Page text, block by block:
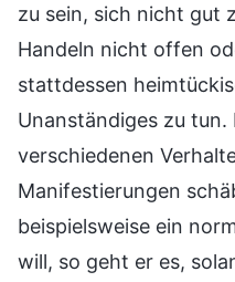
zu sein, sich nicht gut
Handeln nicht offen
stattdessen
Unanständiges zu tun.
verschiedenen
Manifestierungen
beispielsweise ein
will, so geht er es,